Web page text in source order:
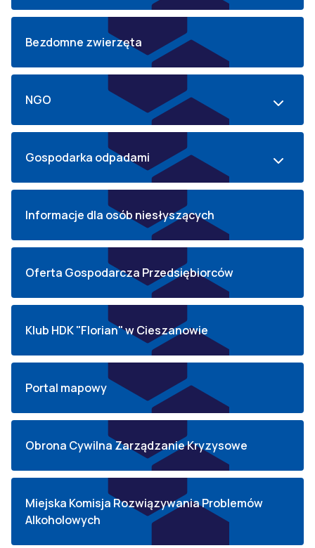
Bezdomne zwierzęta
NGO
Gospodarka odpadami
Informacje dla osób niesłyszących
Oferta Gospodarcza Przedsiębiorców
Klub HDK "Florian" w Cieszanowie
Portal mapowy
Obrona Cywilna Zarządzanie Kryzysowe
Miejska Komisja Rozwiązywania Problemów
Alkoholowych